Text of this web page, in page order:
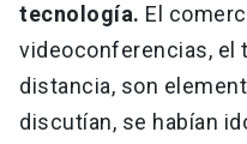
tecnología. El
videoconferencias, el
distancia, son
discutían, se habían